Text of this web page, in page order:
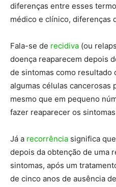
diferenças entre esses
médico e clínico, diferenças
Fala-se de recidiva (ou
doença reaparecem depois
de sintomas como resultado
algumas células cancerosas
mesmo que em pequeno
fazer reaparecer os
Já a recorrência significa
depois da obtenção de uma
sintomas, após um
de cinco anos de ausência